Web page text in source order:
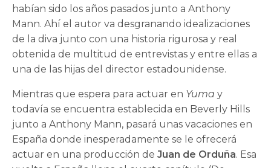
habían sido los años pasados junto a Anthony
Mann. Ahí el autor va desgranando idealizaciones
de la diva junto con una historia rigurosa y real
obtenida de multitud de entrevistas y entre ellas a
una de las hijas del director estadounidense.
Mientras que espera para actuar en Yuma y
todavía se encuentra establecida en Beverly Hills
junto a Anthony Mann, pasará unas vacaciones en
España donde inesperadamente se le ofrecerá
actuar en una producción de Juan de Orduña. Esa